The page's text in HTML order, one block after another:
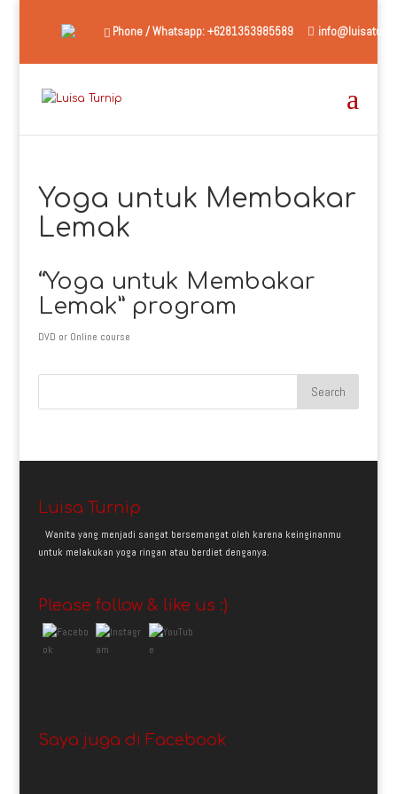
Phone / Whatsapp: +6281353985589
Yoga untuk Membakar
Lemak
“Yoga untuk Membakar
Lemak” program
DVD or Online course
Luisa Turnip
Wanita yang menjadi sangat bersemangat oleh karena keinginanmu
untuk melakukan yoga ringan atau berdiet denganya.
Please follow & like us :)
Saya juga di Facebook